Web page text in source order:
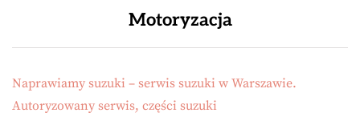
Motoryzacja
Naprawiamy suzuki – serwis suzuki w Warszawie.
Autoryzowany serwis, części suzuki